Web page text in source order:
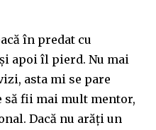
în predat cu
apoi îl pierd. Nu mai
asta mi se pare
să fii mai mult mentor,
Dacă nu arăți un